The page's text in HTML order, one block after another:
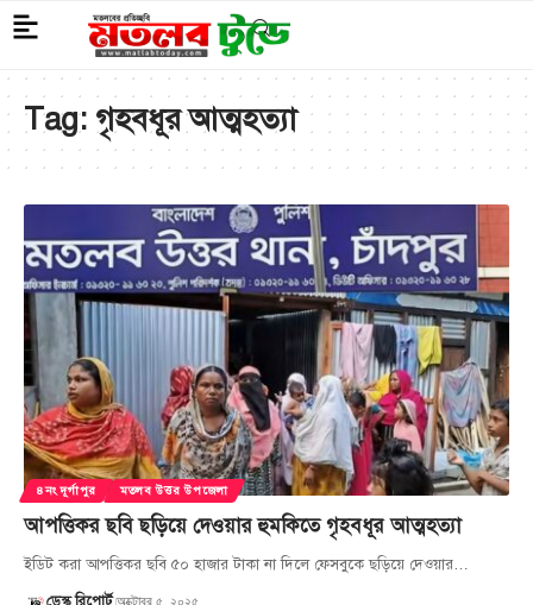
Tag: গৃহবধূর আত্মহত্যা
৪নং দূর্গাপুর মতলব উত্তর উপজেলা
আপত্তিকর ছবি ছড়িয়ে দেওয়ার হুমকিতে গৃহবধূর আত্মহত্যা
ইডিট করা আপত্তিকর ছবি ৫০ হাজার টাকা না দিলে ফেসবুকে ছড়িয়ে দেওয়ার…
ডেস্ক রিপোর্ট অক্টোবর ৫, ২০২৫